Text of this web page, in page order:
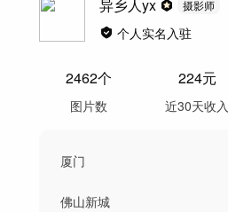
异乡人yx 摄影师
个人实名入驻
2462个
图片数
224元
近30天收入
厦门
佛山新城